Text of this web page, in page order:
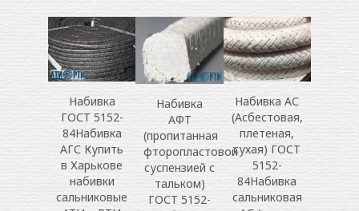
Набивка
ГОСТ 5152-
84Набивка
АГС Купить
в Харькове
набивки
сальниковые
Набивка
АФТ
(пропитанная
фторопластовой
суспензией с
тальком)
ГОСТ 5152-
Набивка АС
(Асбестовая,
плетеная,
сухая) ГОСТ
5152-
84Набивка
сальниковая